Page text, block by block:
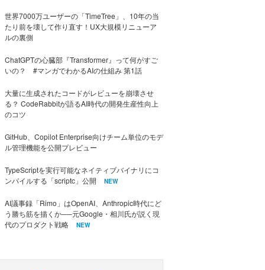
世界7000万ユーザーの「TimeTree」、10年の当
たり前を壊して作り直す！UX大規模リニューア
ルの裏側
ChatGPTの心臓部『Transformer』って何がすご
いの？ #マンガでわかるAIの仕組み 第1話
大量に生成されたコードがレビューを崩壊させ
る？ CodeRabbitが語るAI時代の開発生産性向上
のコツ
GitHub、Copilot Enterprise向けチーム単位のモデ
ル管理機能を公開プレビュー
TypeScriptを実行可能なネイティブバイナリにコ
ンパイルする「scriptc」公開
NEW
AI議事録「Rimo」はOpenAI、Anthropic時代にど
う勝ち筋を描くか──元Google・相川氏が説く現
代のプロダクト戦略
NEW